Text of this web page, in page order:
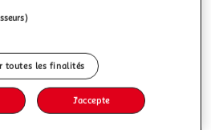
le prix
toutes les finalités
J'accepte